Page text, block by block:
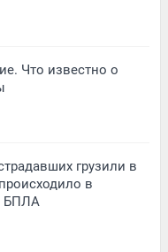
Что известно о
грузили в
в
БПЛА